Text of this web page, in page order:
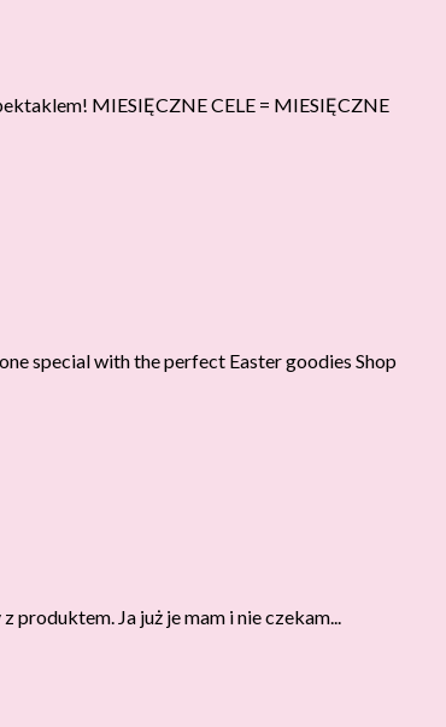
MIESIĘCZNE CELE = MIESIĘCZNE
special with the perfect Easter goodies Shop
produktem. Ja już je mam i nie czekam...